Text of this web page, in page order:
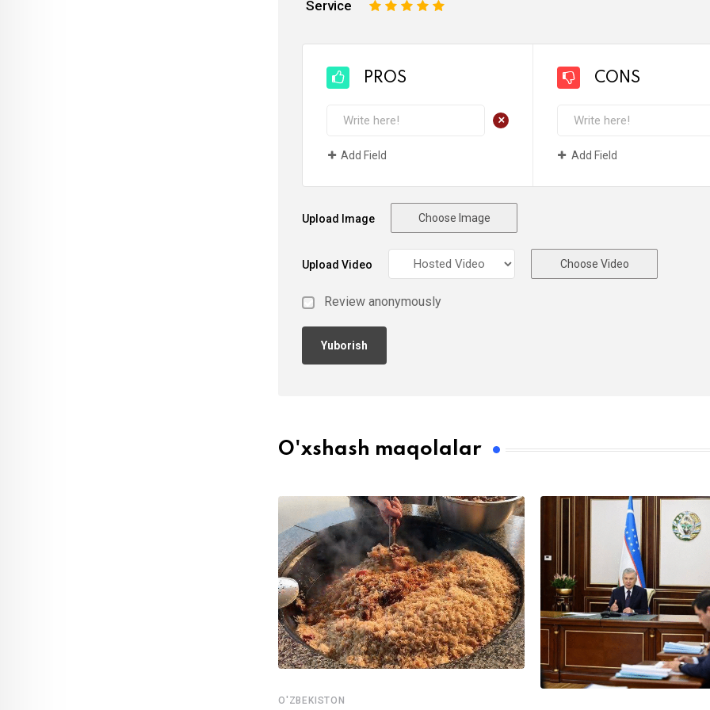
Service 5
4
3
2
PROS
+
Add Field
CONS
Add Field
Upload Image Choose Image
Upload Video Choose Video
Review anonymously
O'xshash maqolalar
O'ZBEKISTON